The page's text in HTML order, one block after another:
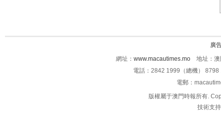
廣
網址： www.macautimes.mo 地址：澳
電話：2842 1999（總機）
電郵：
版權屬于澳門時報所有.
技術支